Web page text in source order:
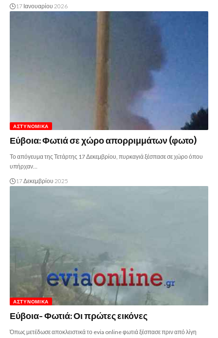
17 Ιανουαρίου 2026
ΑΣΤΥΝΟΜΙΚΆ
Εύβοια: Φωτιά σε χώρο απορριμμάτων (φωτο)
Το απόγευμα της Τετάρτης 17 Δεκεμβρίου, πυρκαγιά ξέσπασε σε χώρο όπου
υπήρχαν…
17 Δεκεμβρίου 2025
ΑΣΤΥΝΟΜΙΚΆ
Εύβοια- Φωτιά: Οι πρώτες εικόνες
Όπως μετέδωσε αποκλειστικά το evia online φωτιά ξέσπασε πριν από λίγη